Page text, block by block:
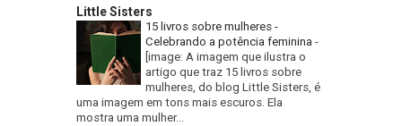
Little Sisters
15 livros sobre mulheres -
Celebrando a potência feminina -
[image: A imagem que ilustra o
artigo que traz 15 livros sobre
mulheres, do blog Little Sisters, é
uma imagem em tons mais escuros. Ela
mostra uma mulher...